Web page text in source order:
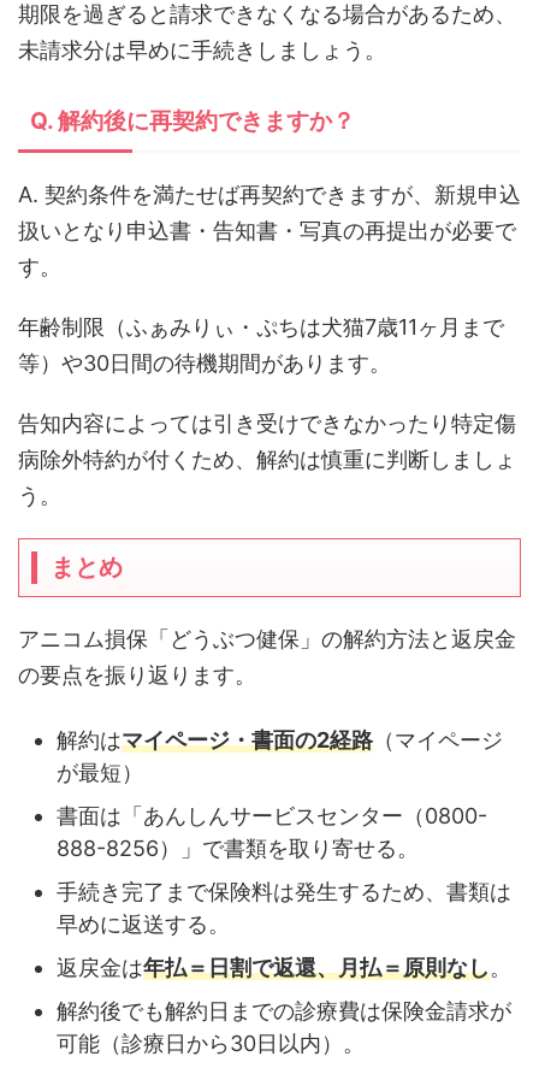
期限を過ぎると請求できなくなる場合があるため、
未請求分は早めに手続きしましょう。
Q. 解約後に再契約できますか？
A. 契約条件を満たせば再契約できますが、新規申込
扱いとなり申込書・告知書・写真の再提出が必要で
す。
年齢制限（ふぁみりぃ・ぷちは犬猫7歳11ヶ月まで
等）や30日間の待機期間があります。
告知内容によっては引き受けできなかったり特定傷
病除外特約が付くため、解約は慎重に判断しましょ
う。
まとめ
アニコム損保「どうぶつ健保」の解約方法と返戻金
の要点を振り返ります。
解約はマイページ・書面の2経路 （マイページ
が最短）
書面は「あんしんサービスセンター（0800-
888-8256）」で書類を取り寄せる。
手続き完了まで保険料は発生するため、書類は
早めに返送する。
返戻金は年払＝日割で返還、月払＝原則なし。
解約後でも解約日までの診療費は保険金請求が
可能（診療日から30日以内）。